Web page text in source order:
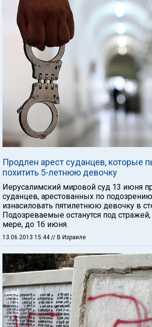
Продлен арест суданцев, которые
похитить 5-летнюю девочку
Иерусалимский мировой суд 13 июня
суданцев, арестованных по
изнасиловать пятилетнюю девочку в
Подозреваемые останутся под
мере, до 16 июня.
13.06.2013 15:44 // В Израиле